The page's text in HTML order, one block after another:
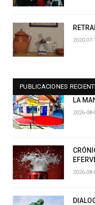
2020-07-
PUBLICACIONES
LA
2026-08-
2026-08-